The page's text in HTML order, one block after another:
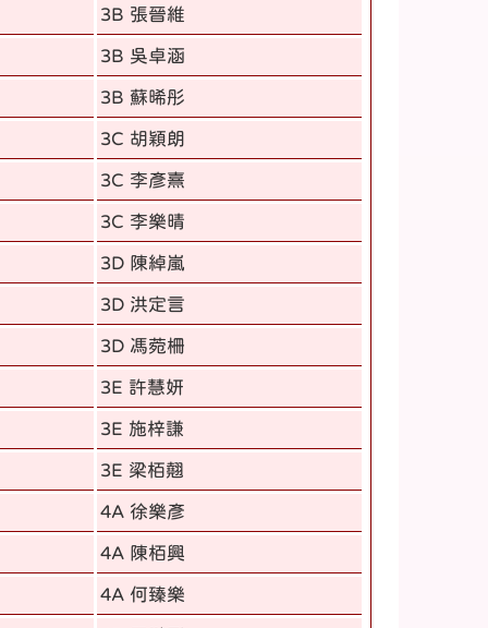
3B 張晉維
3B 吳卓涵
3B 蘇晞彤
3C 胡穎朗
3C 李彥熹
3C 李樂晴
3D 陳綽嵐
3D 洪定言
3D 馮菀柵
3E 許慧妍
3E 施梓謙
3E 梁栢翹
4A 徐樂彥
4A 陳栢興
4A 何臻樂